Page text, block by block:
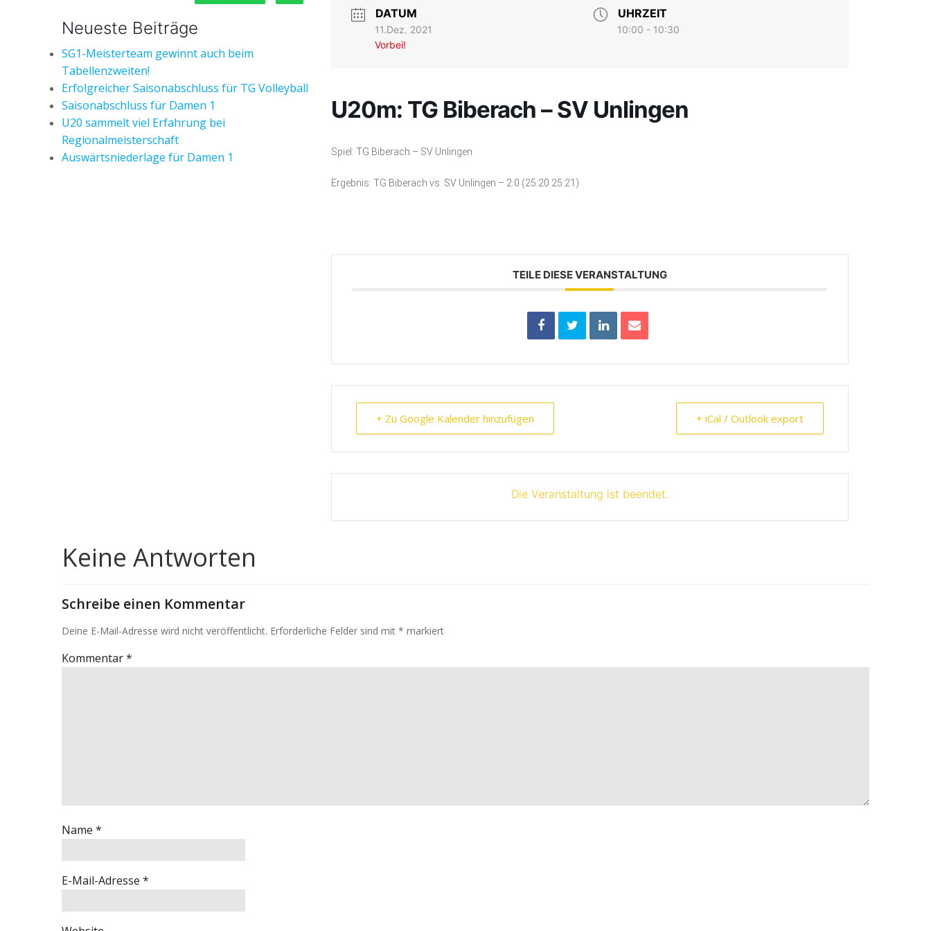
Neueste Beiträge
SG1-Meisterteam gewinnt auch beim
Tabellenzweiten!
Erfolgreicher Saisonabschluss für TG Volleyball
Saisonabschluss für Damen 1
U20 sammelt viel Erfahrung bei
Regionalmeisterschaft
Auswärtsniederlage für Damen 1
DATUM
11.Dez. 2021
Vorbei!
UHRZEIT
10:00 - 10:30
U20m: TG Biberach – SV Unlingen
Spiel: TG Biberach – SV Unlingen
Ergebnis: TG Biberach vs. SV Unlingen – 2:0 (25:20 25:21)
TEILE DIESE VERANSTALTUNG
+ Zu Google Kalender hinzufügen + iCal / Outlook export
Die Veranstaltung ist beendet.
Keine Antworten
Schreibe einen Kommentar
Deine E-Mail-Adresse wird nicht veröffentlicht. Erforderliche Felder sind mit * markiert
Kommentar*
Name *
E-Mail-Adresse *